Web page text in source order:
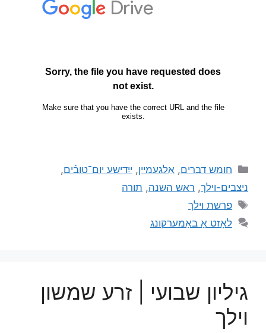
חומש דברים, אַלגעמיין, ייִדישע יום־טובֿים,
ניצבים-וילך, ראש השנה, תורה
פרשת וילך
לאָזט אַ באַמערקונג
גיליון שבועי | זרע שמשון
וילך